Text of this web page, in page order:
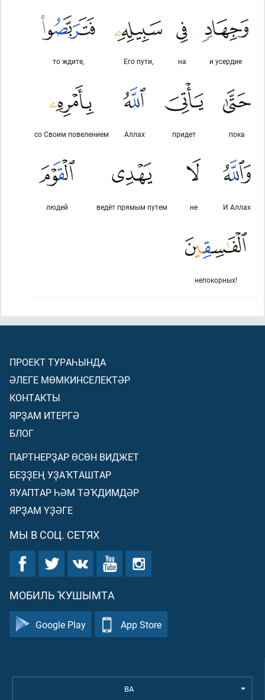
и усердие
на
Его пути,
то ждите,
пока
придет
Аллах
со Своим повелением
И Аллах
не
ведёт прямым путем
людей
непокорных!
ПРОЕКТ ТУРАҺЫНДА
ӘЛЕГЕ МӨМКИНСЕЛЕКТӘР
КОНТАКТЫ
ЯРҘАМ ИТЕРГӘ
БЛОГ
ПАРТНЕРҘАР ӨСӨН ВИДЖЕТ
БЕҘҘЕҢ УҘАҠТАШТАР
ЯУАПТАР ҺӘМ ТӘҠДИМДӘР
ЯРҘАМ ҮҘӘГЕ
МЫ В СОЦ. СЕТЯХ
МОБИЛЬ ҠУШЫМТА
Google Play App Store
BA